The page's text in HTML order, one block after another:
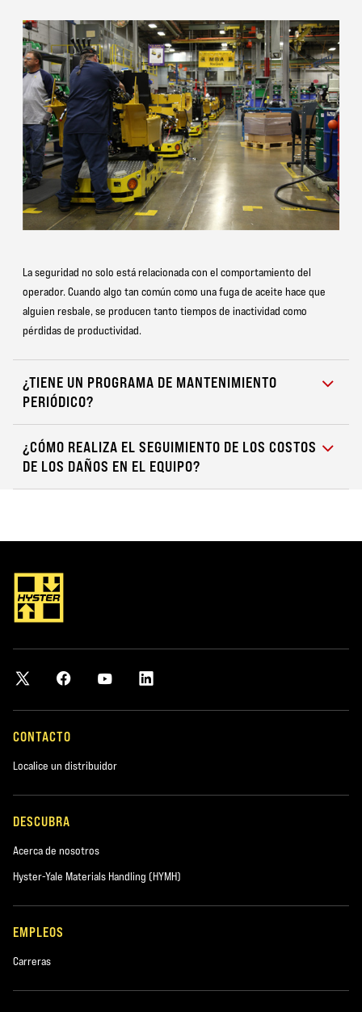
La seguridad no solo está relacionada con el comportamiento del
operador. Cuando algo tan común como una fuga de aceite hace que
alguien resbale, se producen tanto tiempos de inactividad como
pérdidas de productividad.
¿TIENE UN PROGRAMA DE MANTENIMIENTO
PERIÓDICO?
¿CÓMO REALIZA EL SEGUIMIENTO DE LOS COSTOS
DE LOS DAÑOS EN EL EQUIPO?
CONTACTO
Localice un distribuidor
DESCUBRA
Acerca de nosotros
Hyster-Yale Materials Handling (HYMH)
EMPLEOS
Carreras